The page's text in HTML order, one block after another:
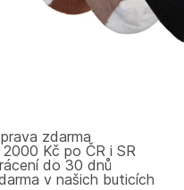
zdarma
Kč po ČR i SR
do 30 dnů
v našich buticích